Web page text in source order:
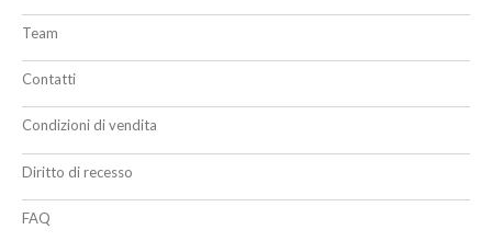
Team
Contatti
Condizioni di vendita
Diritto di recesso
FAQ